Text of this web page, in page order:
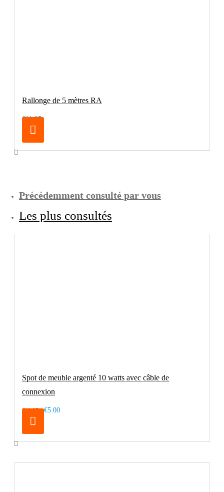
Rallonge de 5 mètres RA
€11.95
Précédemment consulté par vous
Les plus consultés
Spot de meuble argenté 10 watts avec câble de
connexion
€11.95 €5.00